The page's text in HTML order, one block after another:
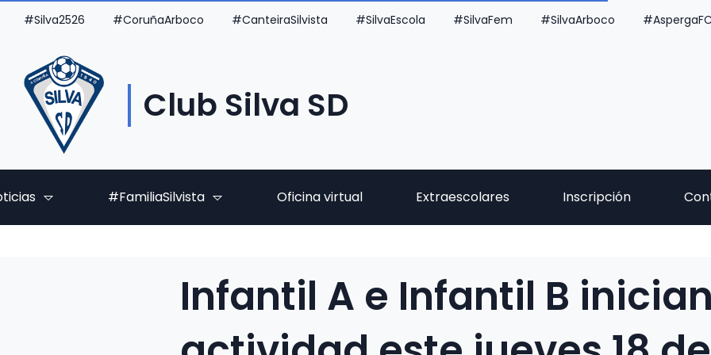
#Silva2526 #CoruñaArboco #CanteiraSilvista #SilvaEscola #SilvaFem #SilvaArboco #AspergaFC
Club Silva SD
#FamiliaSilvista Oficina virtual Extraescolares Inscripción
Infantil A e Infantil B inician